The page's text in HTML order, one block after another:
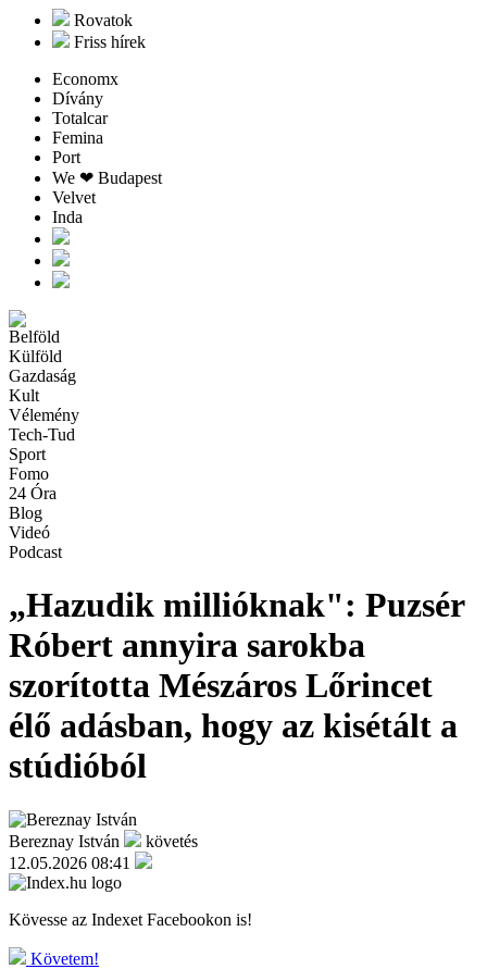
Rovatok
Friss hírek
Economx
Dívány
Totalcar
Femina
Port
We ❤︎ Budapest
Velvet
Inda
Belföld
Külföld
Gazdaság
Kult
Vélemény
Tech-Tud
Sport
Fomo
24 Óra
Blog
Videó
Podcast
„Hazudik millióknak": Puzsér
Róbert annyira sarokba
szorította Mészáros Lőrincet
élő adásban, hogy az kisétált a
stúdióból
Bereznay István
követés
12.05.2026 08:41
Kövesse az Indexet Facebookon is!
Követem!